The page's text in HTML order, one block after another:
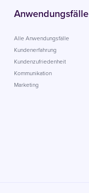
Anwendungsfälle
Alle Anwendungsfälle
Kundenerfahrung
Kundenzufriedenheit
Kommunikation
Marketing